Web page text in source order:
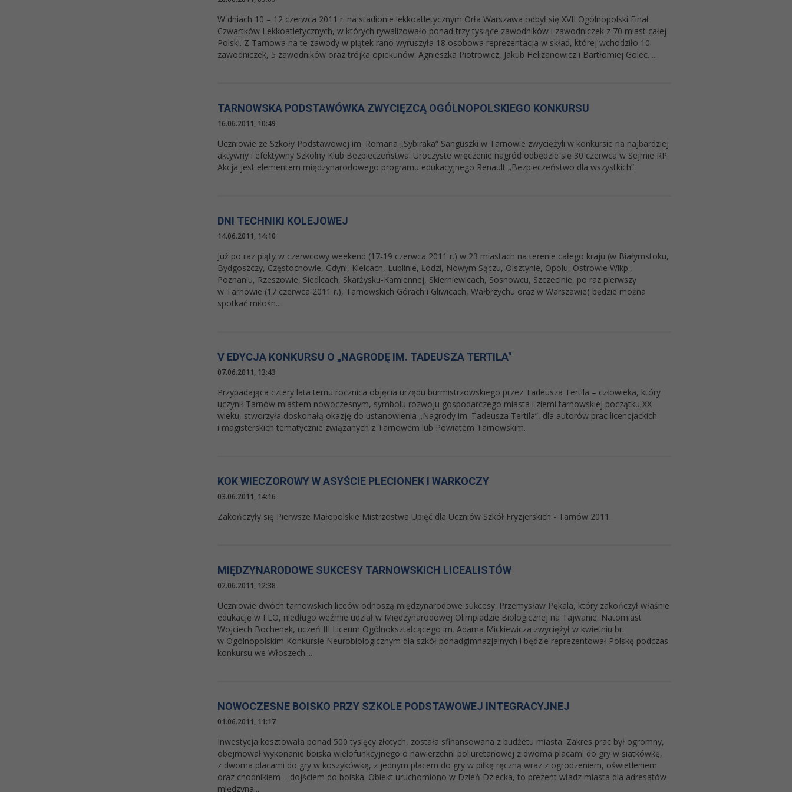
W dniach 10 – 12 czerwca 2011 r. na stadionie lekkoatletycznym Orła Warszawa odbył się XVII Ogólnopolski Finał
Czwartków Lekkoatletycznych, w których rywalizowało ponad trzy tysiące zawodników i zawodniczek z 70 miast całej
Polski. Z Tarnowa na te zawody w piątek rano wyruszyła 18 osobowa reprezentacja w skład, której wchodziło 10
zawodniczek, 5 zawodników oraz trójka opiekunów: Agnieszka Piotrowicz, Jakub Helizanowicz i Bartłomiej Golec. ...
TARNOWSKA PODSTAWÓWKA ZWYCIĘZCĄ OGÓLNOPOLSKIEGO KONKURSU
16.06.2011, 10:49
Uczniowie ze Szkoły Podstawowej im. Romana „Sybiraka” Sanguszki w Tarnowie zwyciężyli w konkursie na najbardziej
aktywny i efektywny Szkolny Klub Bezpieczeństwa. Uroczyste wręczenie nagród odbędzie się 30 czerwca w Sejmie RP.
Akcja jest elementem międzynarodowego programu edukacyjnego Renault „Bezpieczeństwo dla wszystkich”.
DNI TECHNIKI KOLEJOWEJ
14.06.2011, 14:10
Już po raz piąty w czerwcowy weekend (17-19 czerwca 2011 r.) w 23 miastach na terenie całego kraju (w Białymstoku,
Bydgoszczy, Częstochowie, Gdyni, Kielcach, Lublinie, Łodzi, Nowym Sączu, Olsztynie, Opolu, Ostrowie Wlkp.,
Poznaniu, Rzeszowie, Siedlcach, Skarżysku-Kamiennej, Skierniewicach, Sosnowcu, Szczecinie, po raz pierwszy
w Tarnowie (17 czerwca 2011 r.), Tarnowskich Górach i Gliwicach, Wałbrzychu oraz w Warszawie) będzie można
spotkać miłośn...
V EDYCJA KONKURSU O „NAGRODĘ IM. TADEUSZA TERTILA"
07.06.2011, 13:43
Przypadająca cztery lata temu rocznica objęcia urzędu burmistrzowskiego przez Tadeusza Tertila – człowieka, który
uczynił Tarnów miastem nowoczesnym, symbolu rozwoju gospodarczego miasta i ziemi tarnowskiej początku XX
wieku, stworzyła doskonałą okazję do ustanowienia „Nagrody im. Tadeusza Tertila”, dla autorów prac licencjackich
i magisterskich tematycznie związanych z Tarnowem lub Powiatem Tarnowskim.
KOK WIECZOROWY W ASYŚCIE PLECIONEK I WARKOCZY
03.06.2011, 14:16
Zakończyły się Pierwsze Małopolskie Mistrzostwa Upięć dla Uczniów Szkół Fryzjerskich - Tarnów 2011.
MIĘDZYNARODOWE SUKCESY TARNOWSKICH LICEALISTÓW
02.06.2011, 12:38
Uczniowie dwóch tarnowskich liceów odnoszą międzynarodowe sukcesy. Przemysław Pękala, który zakończył właśnie
edukację w I LO, niedługo weźmie udział w Międzynarodowej Olimpiadzie Biologicznej na Tajwanie. Natomiast
Wojciech Bochenek, uczeń III Liceum Ogólnokształcącego im. Adama Mickiewicza zwyciężył w kwietniu br.
w Ogólnopolskim Konkursie Neurobiologicznym dla szkół ponadgimnazjalnych i będzie reprezentował Polskę podczas
konkursu we Włoszech....
NOWOCZESNE BOISKO PRZY SZKOLE PODSTAWOWEJ INTEGRACYJNEJ
01.06.2011, 11:17
Inwestycja kosztowała ponad 500 tysięcy złotych, została sfinansowana z budżetu miasta. Zakres prac był ogromny,
obejmował wykonanie boiska wielofunkcyjnego o nawierzchni poliuretanowej z dwoma placami do gry w siatkówkę,
z dwoma placami do gry w koszykówkę, z jednym placem do gry w piłkę ręczną wraz z ogrodzeniem, oświetleniem
oraz chodnikiem – dojściem do boiska. Obiekt uruchomiono w Dzień Dziecka, to prezent władz miasta dla adresatów
międzyna...